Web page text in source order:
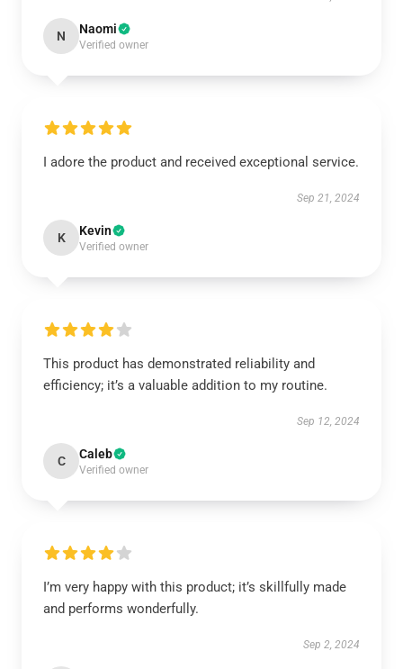
N Naomi
Verified owner
I adore the product and received exceptional service.
Sep 21, 2024
K Kevin
Verified owner
This product has demonstrated reliability and
efficiency; it’s a valuable addition to my routine.
Sep 12, 2024
C Caleb
Verified owner
I’m very happy with this product; it’s skillfully made
and performs wonderfully.
Sep 2, 2024